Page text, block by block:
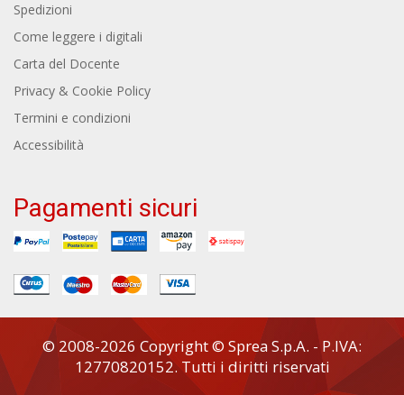
Spedizioni
Come leggere i digitali
Carta del Docente
Privacy & Cookie Policy
Termini e condizioni
Accessibilità
Pagamenti sicuri
© 2008-2026 Copyright © Sprea S.p.A. - P.IVA:
12770820152. Tutti i diritti riservati